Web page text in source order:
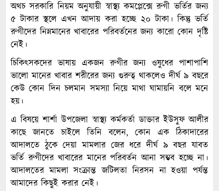
অথচ সরকারি নিয়ম অনুযায়ী স্বাস্থ্য কমপ্লেক্সে রুগী ভর্তির জন্য
৫ টাকার স্থলে এখন আদায় করা হচ্ছে ২০ টাকা। কিন্তু ভর্তি
রুগীদের নিম্নমানের খাবারের পরিবর্তনের জন্য কারো কোন দৃষ্টি
নেই।
চিকিৎসকদের ভাষায় একজন রুগীর জন্য ওষুধের পাশাপাশি
ভালো মানের খাবার শরীরের জন্য গুরুত্ব থাকলেও দীর্ঘ ৯ বছরে
কেউ কোন দিন চলমান সমস্যা নিয়ে মাথা ঘামায়নি বলে মনে
হয়।
এ বিষয়ে শার্শা উপজেলা স্বাস্থ্য কর্মকর্তা ডাক্তার ইউসুফ আলীর
কাছে জানতে চাইলে তিনি বলেন, কোন এক ঠিকাদারের
আদালতে ঠুকে দেয়া মামলার জের ধরে দীর্ঘ ৯ বছর যাবত
ভর্তি রুগীদের খাবারের মানের পরিবর্তন আনা সম্ভব হচ্ছে না।
আদালতের মামলা সংক্রান্ত জটিলতা নিরসন না হওয়া পর্যন্ত
আমাদের কিছুই করার নেই।